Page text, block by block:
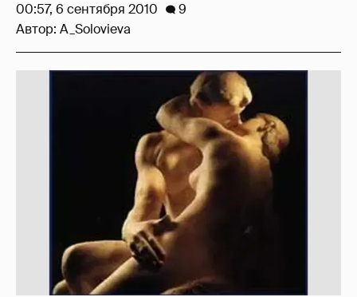
00:57, 6 сентября 2010
9
Автор: A_Solovieva